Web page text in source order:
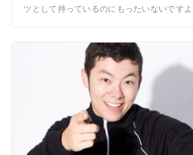
ツとして持っているのにもったいないですよ